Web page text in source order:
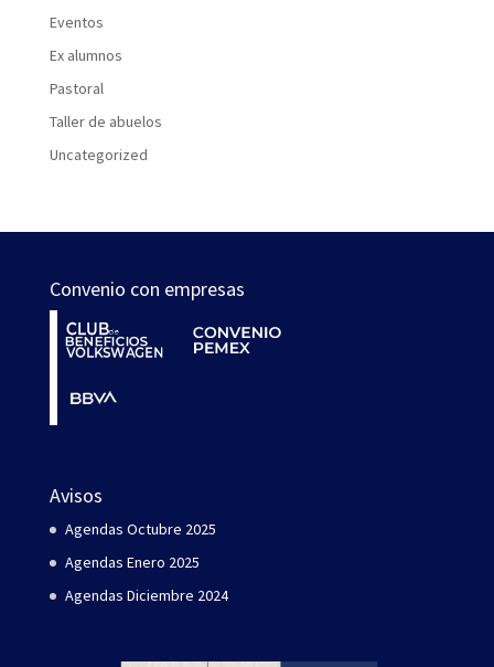
Eventos
Ex alumnos
Pastoral
Taller de abuelos
Uncategorized
Convenio con empresas
Avisos
Agendas Octubre 2025
Agendas Enero 2025
Agendas Diciembre 2024